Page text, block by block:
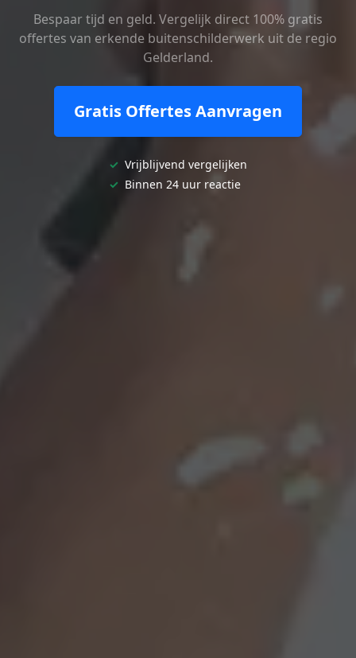
Bespaar tijd en geld. Vergelijk direct 100% gratis
offertes van erkende buitenschilderwerk uit de regio
Gelderland.
Gratis Offertes Aanvragen
✓ Vrijblijvend vergelijken
✓ Binnen 24 uur reactie